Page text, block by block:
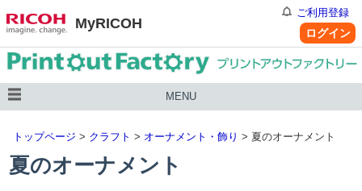
MyRICOH
ご利用登録
ログイン
MENU
トップページ > クラフト > オーナメント・飾り > 夏のオーナメント
夏のオーナメント